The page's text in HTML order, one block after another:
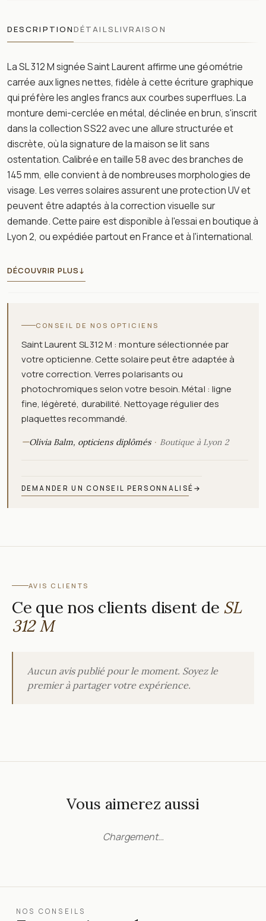
DESCRIPTIONDÉTAILSLIVRAISON
La SL 312 M signée Saint Laurent affirme une géométrie
carrée aux lignes nettes, fidèle à cette écriture graphique
qui préfère les angles francs aux courbes superflues. La
monture demi-cerclée en métal, déclinée en brun, s'inscrit
dans la collection SS22 avec une allure structurée et
discrète, où la signature de la maison se lit sans
ostentation. Calibrée en taille 58 avec des branches de
145 mm, elle convient à de nombreuses morphologies de
visage. Les verres solaires assurent une protection UV et
peuvent être adaptés à la correction visuelle sur
demande. Cette paire est disponible à l'essai en boutique à
Lyon 2, ou expédiée partout en France et à l'international.
DÉCOUVRIR PLUS↓
CONSEIL DE NOS OPTICIENS
Saint Laurent SL 312 M : monture sélectionnée par
votre opticienne. Cette solaire peut être adaptée à
votre correction. Verres polarisants ou
photochromiques selon votre besoin. Métal : ligne
fine, légèreté, durabilité. Nettoyage régulier des
plaquettes recommandé.
—Olivia Balm, opticiens diplômés Boutique à Lyon 2
DEMANDER UN CONSEIL PERSONNALISÉ →
AVIS CLIENTS
Ce que nos clients disent de SL
312 M
Aucun avis publié pour le moment. Soyez le
premier à partager votre expérience.
Vous aimerez aussi
Chargement…
NOS CONSEILS